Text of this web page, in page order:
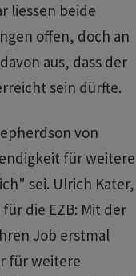
liessen beide
offen, doch an
aus, dass der
sein dürfte.
von
für weitere
sei. Ulrich Kater,
die EZB: Mit der
Job erstmal
für weitere